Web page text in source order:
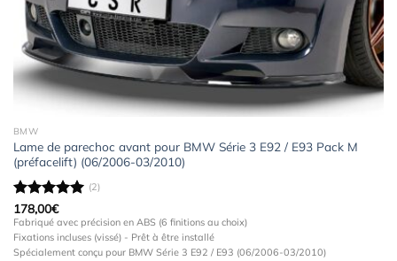
BMW
Lame de parechoc avant pour BMW Série 3 E92 / E93 Pack M
(préfacelift) (06/2006-03/2010)
Note5.00
sur 5
(2)
178,00€
Fabriqué avec précision en ABS (6 finitions au choix)
Fixations incluses (vissé) - Prêt à être installé
Spécialement conçu pour BMW Série 3 E92 / E93 (06/2006-03/2010)